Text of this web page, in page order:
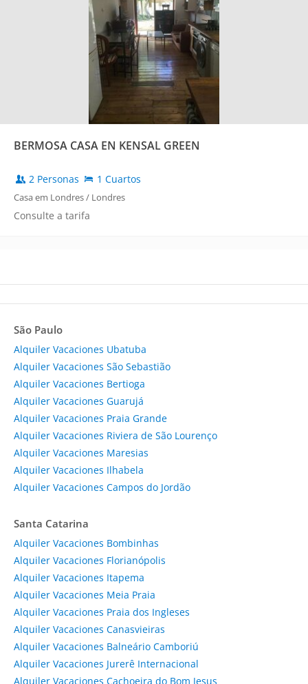
BERMOSA CASA EN KENSAL GREEN
2 Personas 1 Cuartos
Casa em Londres / Londres
Consulte a tarifa
São Paulo
Alquiler Vacaciones Ubatuba
Alquiler Vacaciones São Sebastião
Alquiler Vacaciones Bertioga
Alquiler Vacaciones Guarujá
Alquiler Vacaciones Praia Grande
Alquiler Vacaciones Riviera de São Lourenço
Alquiler Vacaciones Maresias
Alquiler Vacaciones Ilhabela
Alquiler Vacaciones Campos do Jordão
Santa Catarina
Alquiler Vacaciones Bombinhas
Alquiler Vacaciones Florianópolis
Alquiler Vacaciones Itapema
Alquiler Vacaciones Meia Praia
Alquiler Vacaciones Praia dos Ingleses
Alquiler Vacaciones Canasvieiras
Alquiler Vacaciones Balneário Camboriú
Alquiler Vacaciones Jurerê Internacional
Alquiler Vacaciones Cachoeira do Bom Jesus